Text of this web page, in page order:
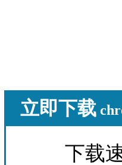
立即下载
下载